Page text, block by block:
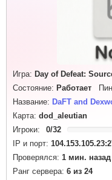
Игра: Day of Defeat:
Состояние: Работает
Название: DaFT and
Карта: dod_aleutian
Игроки:
0/32
IP и порт:
Проверялся: 1 мин. назад
Ранг сервера: 6 из 24